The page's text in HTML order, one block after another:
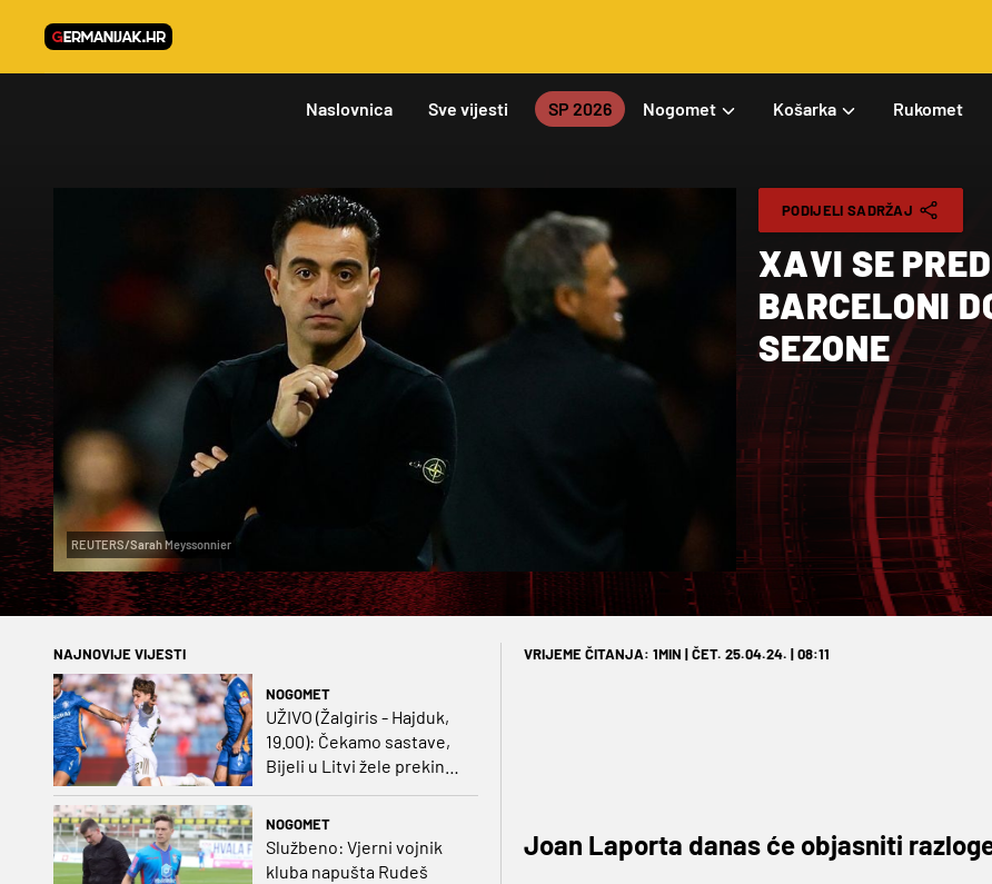
Naslovnica Sve vijesti SP 2026 Nogomet Košarka Rukomet
REUTERS/Sarah Meyssonnier
PODIJELI SADRŽAJ
XAVI SE
BARCELONI
SEZONE
NAJNOVIJE VIJESTI
NOGOMET
UŽIVO (Žalgiris - Hajduk,
19.00): Čekamo sastave,
Bijeli u Litvi žele prekinut
NOGOMET
Službeno: Vjerni vojnik
kluba napušta Rudeš
VRIJEME ČITANJA: 1MIN | ČET. 25.04.24. | 08:11
Joan Laporta danas će objasniti